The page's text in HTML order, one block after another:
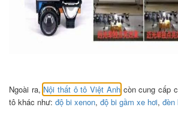
Ngoài ra, Nội thất ô tô Việt Anhcòn cung cấp
tô khác như: độ bi xenon, độ bi gầm xe hơi, đèn